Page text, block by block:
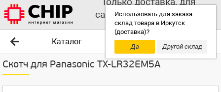
Использовать для заказа
склад товара в Иркутск
(доставка)?
Да
Другой склад
самовывоза выбирайте
другой склад!
Каталог
Скотч для Panasonic TX-LR32EM5A